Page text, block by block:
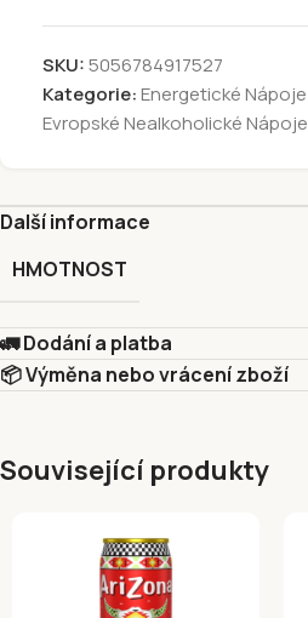
SKU:5056784917527
Kategorie:Energetické Nápoje
Evropské Nealkoholické Nápoje
Další informace
HMOTNOST
🚛 Dodání a platba
📦 Výměna nebo vrácení zboží
Související produkty